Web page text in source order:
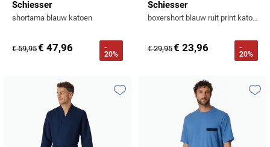
Schiesser
shortama blauw katoen
€ 59,95€ 47,96
-
20%
Schiesser
boxershort blauw ruit print katoen normale fit
€ 29,95€ 23,96
-
20%
Toevoegen aan favorieten